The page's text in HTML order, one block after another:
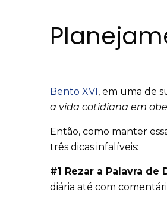
Bento XVI , em uma de
a vida cotidiana em
Então, como manter
três dicas infalíveis:
#1 Rezar a Palavra de
diária até com